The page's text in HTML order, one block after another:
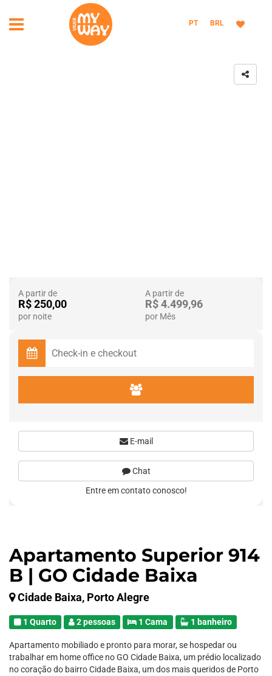
PT BRL
Apartamento Superior 914
B | GO Cidade Baixa
Cidade Baixa, Porto Alegre
1 Quarto 2 pessoas 1 Cama 1 banheiro
Apartamento mobiliado e pronto para morar, se hospedar ou
trabalhar em home office no GO Cidade Baixa, um prédio localizado
no coração do bairro Cidade Baixa, um dos mais queridos de Porto
A partir de
R$ 250,00
por noite
A partir de
R$ 4.499,96
por Mês
E-mail
Chat
Entre em contato conosco!